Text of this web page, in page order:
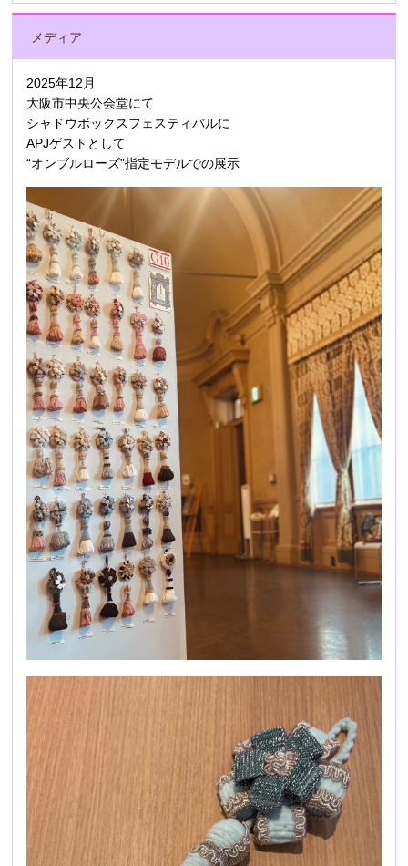
メディア
2025年12月
大阪市中央公会堂にて
シャドウボックスフェスティバルに
APJゲストとして
“オンブルローズ”指定モデルでの展示